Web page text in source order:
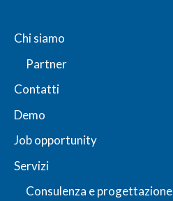
Chi siamo
Partner
Contatti
Demo
Job opportunity
Servizi
Consulenza e progettazione